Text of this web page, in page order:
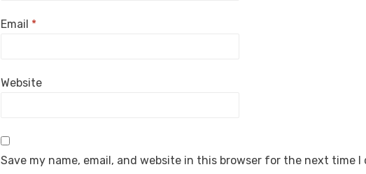
Email *
Website
Save my name, email, and website in this browser for the next time I